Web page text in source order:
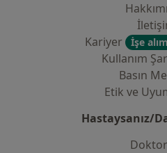
Kariyer
İşe
Kullanım
Basın
Etik ve
Hastaysanız/